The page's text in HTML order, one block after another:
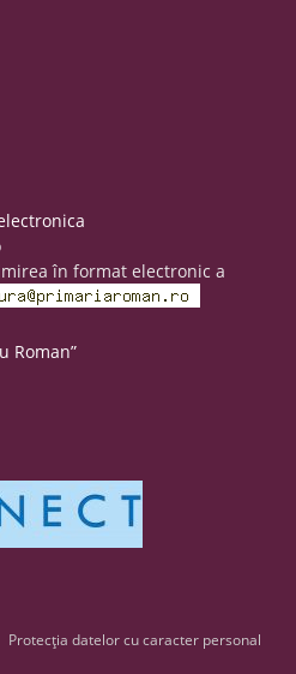
în format electronic a
Roman”
Protecția datelor cu caracter personal